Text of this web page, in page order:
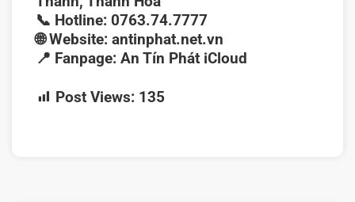
📞 Hotline: 0763.74.7777
🌐Website: antinphat.net.vn
📍 Fanpage: An Tín Phát iCloud
Post Views: 135